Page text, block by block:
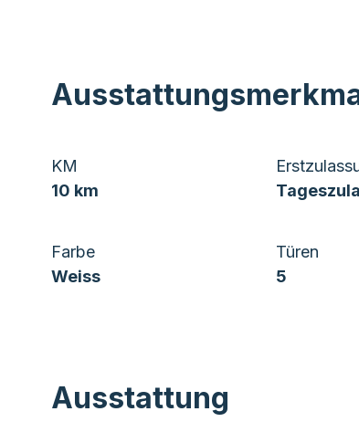
KM
10 km
Farbe
Weiss
Türen
5
Ausstattung